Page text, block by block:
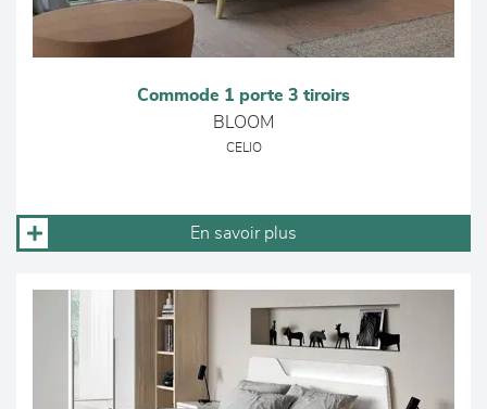
Commode 1 porte 3 tiroirs
BLOOM
CELIO
En savoir plus